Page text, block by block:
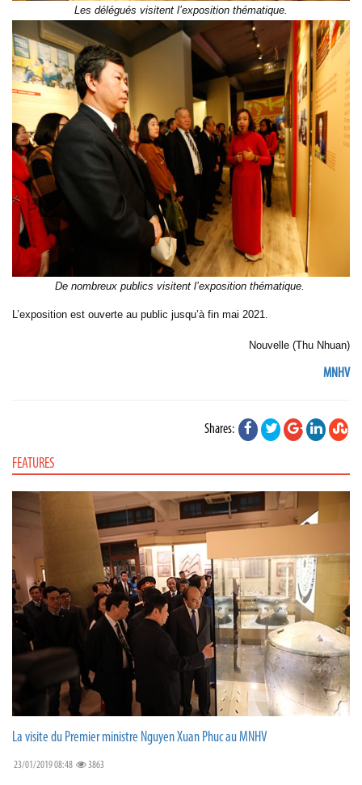
Les délégués visitent l’exposition thématique.
De nombreux publics visitent l’exposition thématique.
L’exposition est ouverte au public jusqu’à fin mai 2021.
Nouvelle (Thu Nhuan)
MNHV
Shares:
FEATURES
La visite du Premier ministre Nguyen Xuan Phuc au MNHV
23/01/2019 08:48 3863